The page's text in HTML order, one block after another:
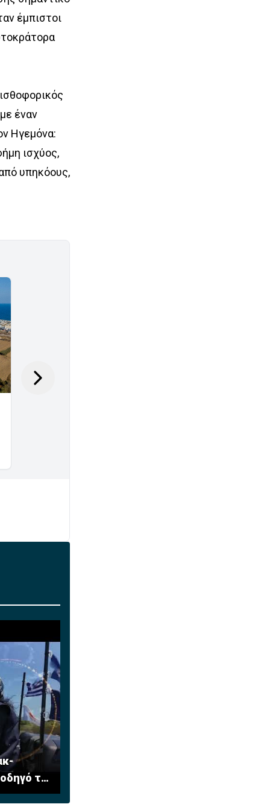
έμπιστοι
έναν
Ηγεµόνα:
ισχύος,
υπηκόους,
τη